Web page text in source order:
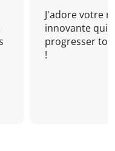
J'adore votre
innovante qui
progresser
!